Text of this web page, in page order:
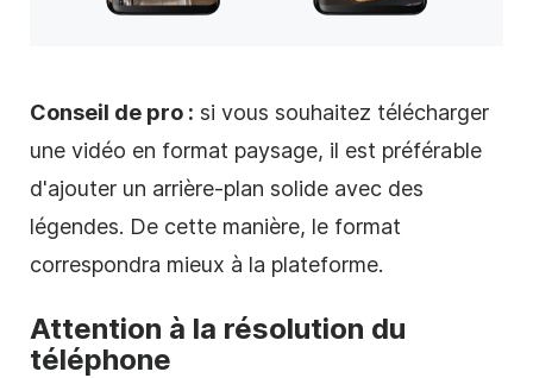
Conseil de pro : si vous souhaitez télécharger
une vidéo en format paysage, il est préférable
d'ajouter un arrière-plan solide avec des
légendes. De cette manière, le format
correspondra mieux à la plateforme.
Attention à la résolution du
téléphone